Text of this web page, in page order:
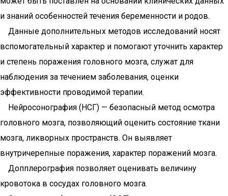
и знаний особенностей течения беременности и родов.
Данные дополнительных методов исследований носят
вспомогательный характер и помогают уточнить характер
и степень поражения головного мозга, служат для
наблюдения за течением заболевания, оценки
эффективности проводимой терапии.
Нейросонография (НСГ) — безопасный метод осмотра
головного мозга, позволяющий оценить состояние ткани
мозга, ликворных пространств. Он выявляет
внутричерепные поражения, характер поражений мозга.
Допплерография позволяет оценивать величину
кровотока в сосудах головного мозга.